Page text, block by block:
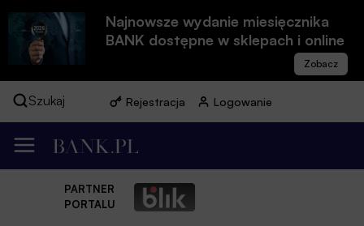
Najnowsze wydanie miesięcznika
BANK dostępne w sklepach i online
Szukaj Rejestracja Logowanie
PARTNER
PORTALU